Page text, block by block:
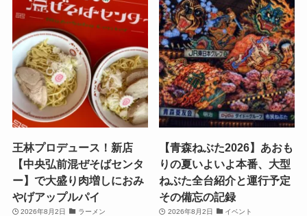
王林プロデュース！新店
【中央弘前混ぜそばセンタ
ー】で大盛り肉増しにおみ
やげアップルパイ
2026年8月2日 ラーメン
【青森ねぶた2026】あおも
りの夏いよいよ本番、大型
ねぶた全台紹介と運行予定
その備忘の記録
2026年8月2日 イベント